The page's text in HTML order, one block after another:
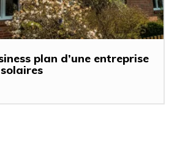
plan d’une entreprise